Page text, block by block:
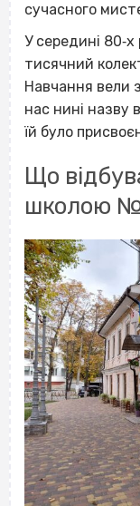
сучасного
У середині 80‐х
тисячний
Навчання вели
нас нині назву
їй було
Що
школою